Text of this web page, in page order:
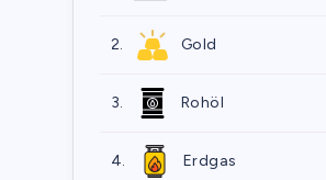
2. Gold
3. Rohöl
4. Erdgas